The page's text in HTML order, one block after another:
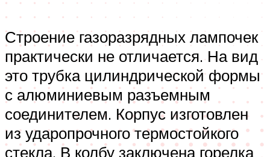
Строение газоразрядных лампочек
практически не отличается. На вид
это трубка цилиндрической формы
с алюминиевым разъемным
соединителем. Корпус изготовлен
из ударопрочного термостойкого
стекла. В колбу заключена горелка